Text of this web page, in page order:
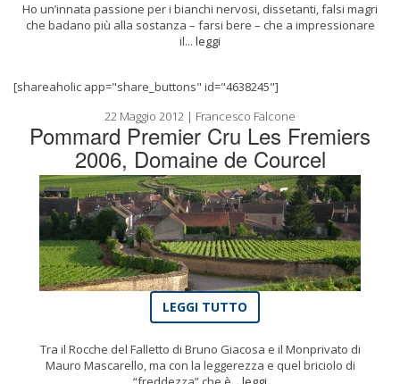
Ho un’innata passione per i bianchi nervosi, dissetanti, falsi magri
che badano più alla sostanza – farsi bere – che a impressionare
il... leggi
[shareaholic app="share_buttons" id="4638245"]
22 Maggio 2012 | Francesco Falcone
Pommard Premier Cru Les Fremiers
2006, Domaine de Courcel
LEGGI TUTTO
Tra il Rocche del Falletto di Bruno Giacosa e il Monprivato di
Mauro Mascarello, ma con la leggerezza e quel briciolo di